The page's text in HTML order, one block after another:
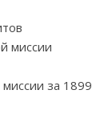
миссии
за 1899